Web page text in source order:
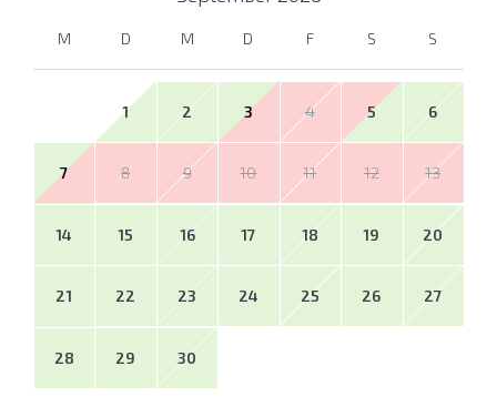
M D M D F S S
1 2 3 4 5 6
7 8 9 10 11 12 13
14 15 16 17 18 19 20
21 22 23 24 25 26 27
28 29 30